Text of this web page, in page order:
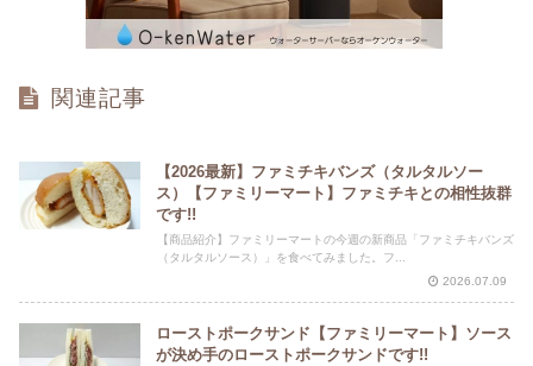
関連記事
【2026最新】ファミチキバンズ（タルタルソー
ス）【ファミリーマート】ファミチキとの相性抜群
です!!
【商品紹介】ファミリーマートの今週の新商品「ファミチキバンズ
（タルタルソース）」を食べてみました。フ...
2026.07.09
ローストポークサンド【ファミリーマート】ソース
が決め手のローストポークサンドです!!